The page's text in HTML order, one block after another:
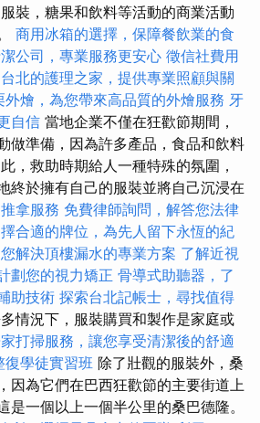
裝，糖果和飲料等活動的商業活動
商用冰箱的選擇，保障餐飲業的食
公司，專業服務更安心 徵信社費用
台北的護理之家，提供專業照顧與關
外燴，為您帶來高品質的外燴服務 牙
自信 當地企業不僅在狂歡節期間，
做準備，因為許多產品，食品和飲料
，救助時期給人一種特殊的氛圍，
終於擁有自己的服裝並將自己沉浸在
拿服務 免費律師詢問，解答您法律
合適的牌位，為先人留下永恆的紀
解決頂樓漏水的專業方案 了解近視
劃您的視力矯正 骨導式助聽器，了
助技術 探索台北記帳士，尋找值得
情況下，服裝購買和製作是家庭或
打掃服務，讓您享受清潔後的舒適
復學徒實習班 除了壯觀的服裝外，桑
因為它們在巴西狂歡節的主要街道上
是一個以上一個半公里的桑巴德隆。